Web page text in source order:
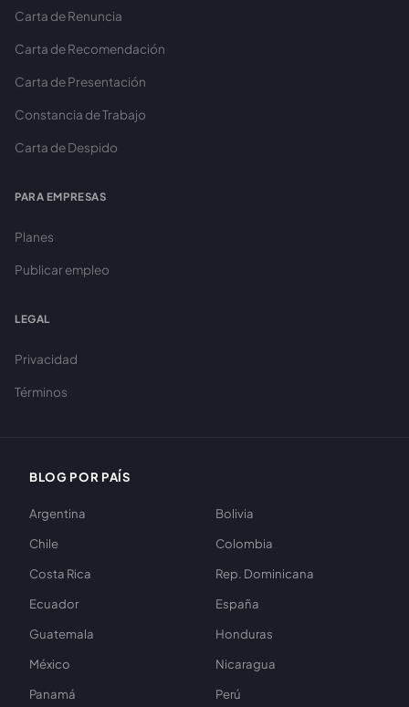
Carta de Renuncia
Carta de Recomendación
Carta de Presentación
Constancia de Trabajo
Carta de Despido
PARA EMPRESAS
Planes
Publicar empleo
LEGAL
Privacidad
Términos
BLOG POR PAÍS
Argentina
Bolivia
Chile
Colombia
Costa Rica
Rep. Dominicana
Ecuador
España
Guatemala
Honduras
México
Nicaragua
Panamá
Perú